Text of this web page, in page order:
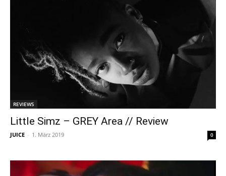
REVIEWS
Little Simz – GREY Area // Review
JUICE - 1. März 2019 0